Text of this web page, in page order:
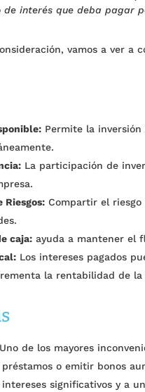
de interés que deba pagar
vamos a ver a
Permite la
La participación de
Riesgos: Compartir el
caja: ayuda a mantener el
Los intereses pagados
la rentabilidad de la
Uno de los mayores
o emitir bonos
intereses significativos y a